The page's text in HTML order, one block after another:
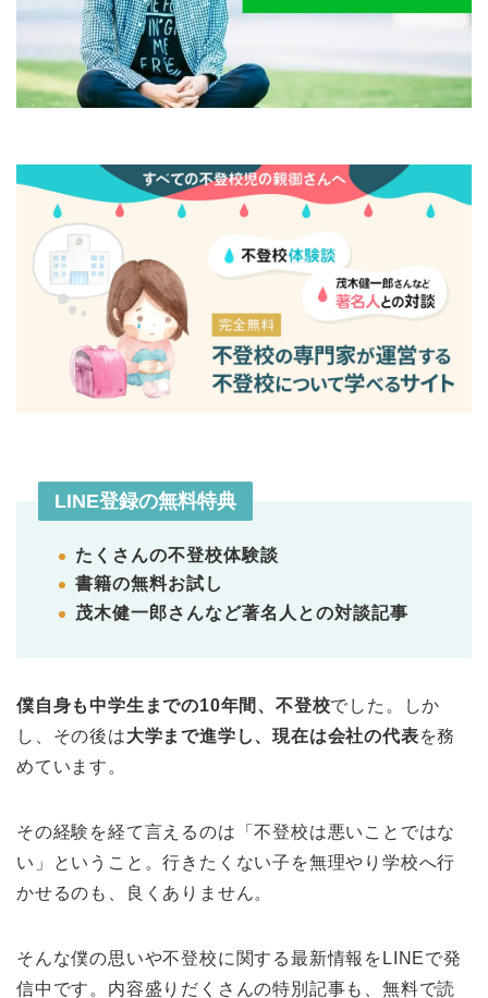
LINE登録の無料特典
たくさんの不登校体験談
書籍の無料お試し
茂木健一郎さんなど著名人との対談記事
僕自身も中学生までの10年間、不登校でした。しか
し、その後は大学まで進学し、現在は会社の代表を務
めています。
その経験を経て言えるのは「不登校は悪いことではな
い」ということ。行きたくない子を無理やり学校へ行
かせるのも、良くありません。
そんな僕の思いや不登校に関する最新情報をLINEで発
信中です。内容盛りだくさんの特別記事も、無料で読